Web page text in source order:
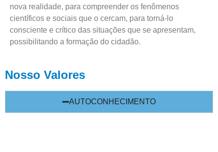
nova realidade, para compreender os fenômenos
científicos e sociais que o cercam, para torná-lo
consciente e crítico das situações que se apresentam,
possibilitando a formação do cidadão.
Nosso Valores
AUTOCONHECIMENTO